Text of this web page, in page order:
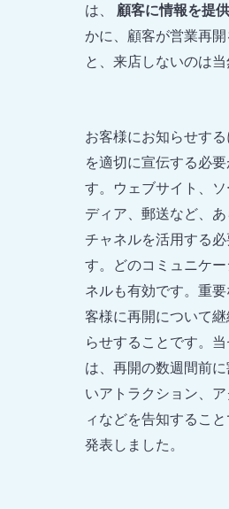
は、 顧客に情報を提
かに、顧客が営業再
と、来店しないのは当
お客様にお知らせす
を適切に宣伝する必要
す。ウェブサイト、ソ
ディア、郵送など、
チャネルを活用する必
す。どのコミュニケ
ネルも有効です。重
客様に再開について
らせすることです。
は、再開の数週間前
いアトラクション、
ィなどを告知するこ
発表しました。